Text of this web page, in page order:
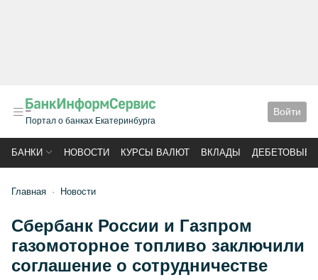
Портал о банках Екатеринбурга
Войти
БАНКИ НОВОСТИ КУРСЫ ВАЛЮТ ВКЛАДЫ ДЕБЕТОВЫЕ
Главная Новости
Сбербанк России и Газпром
газомоторное топливо заключили
соглашение о сотрудничестве